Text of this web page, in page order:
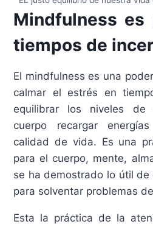
Mindfulness es
tiempos de
El mindfulness es una
calmar el estrés en
equilibrar los niveles de
cuerpo recargar
calidad de vida. Es una
para el cuerpo, mente,
se ha demostrado lo útil
para solventar problemas
Esta la práctica de la